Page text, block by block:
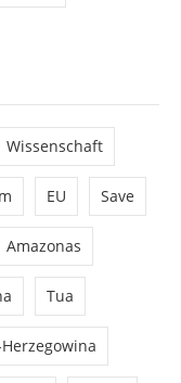
Wissenschaft
EU Save
Amazonas
Tua